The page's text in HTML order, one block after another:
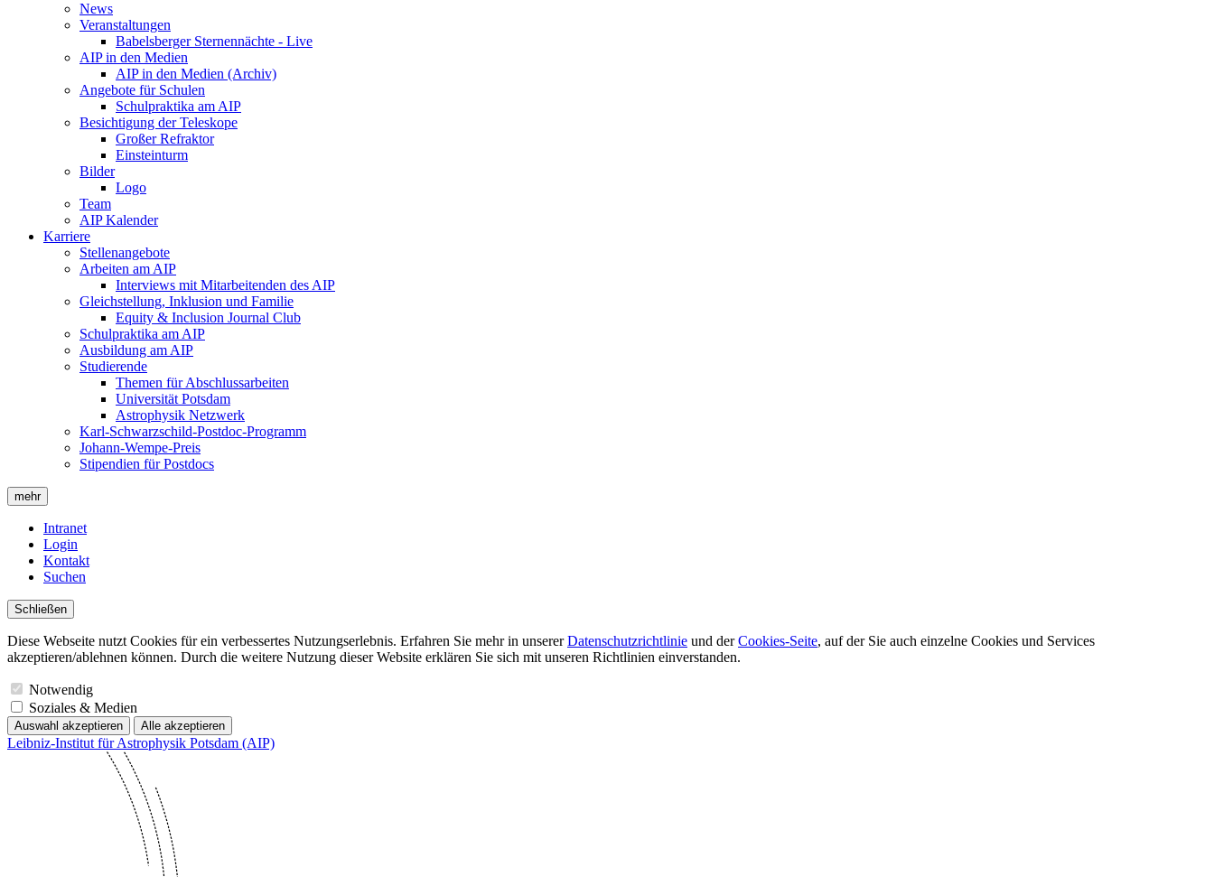
News
Veranstaltungen
Babelsberger Sternennächte - Live
AIP in den Medien
AIP in den Medien (Archiv)
Angebote für Schulen
Schulpraktika am AIP
Besichtigung der Teleskope
Großer Refraktor
Einsteinturm
Bilder
Logo
Team
AIP Kalender
Karriere
Stellenangebote
Arbeiten am AIP
Interviews mit Mitarbeitenden des AIP
Gleichstellung, Inklusion und Familie
Equity & Inclusion Journal Club
Schulpraktika am AIP
Ausbildung am AIP
Studierende
Themen für Abschlussarbeiten
Universität Potsdam
Astrophysik Netzwerk
Karl-Schwarzschild-Postdoc-Programm
Johann-Wempe-Preis
Stipendien für Postdocs
mehr
Intranet
Login
Kontakt
Suchen
Schließen
Diese Webseite nutzt Cookies für ein verbessertes Nutzungserlebnis. Erfahren Sie mehr in unsererDatenschutzrichtlinie und derCookies-Seite, auf der Sie auch einzelne Cookies und Services
akzeptieren/ablehnen können. Durch die weitere Nutzung dieser Website erklären Sie sich mit unseren Richtlinien einverstanden.
Notwendig
Soziales & Medien
Auswahl akzeptieren Alle akzeptieren
Leibniz-Institut für Astrophysik Potsdam (AIP)